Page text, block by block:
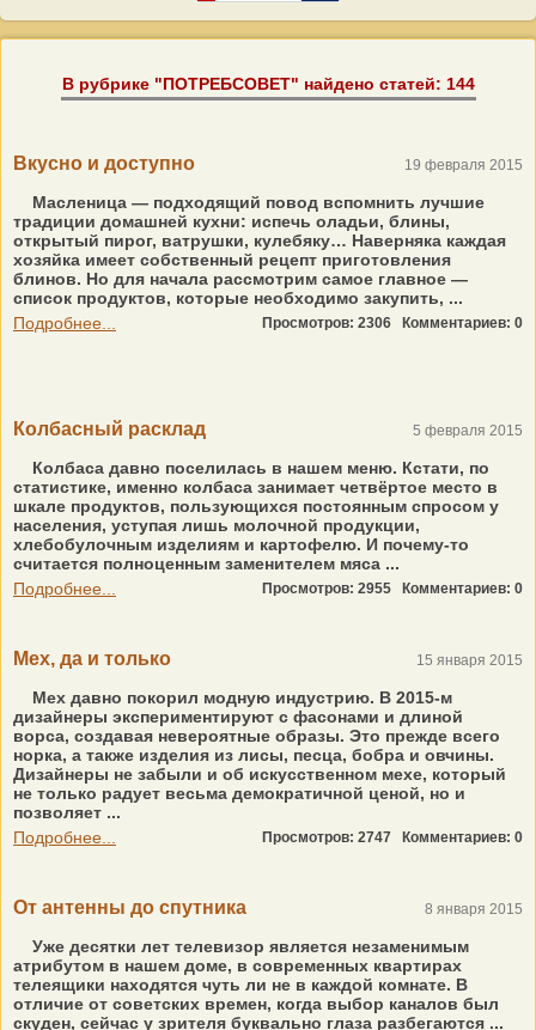
В рубрике "ПОТРЕБСОВЕТ" найдено статей: 144
Вкусно и доступно 19 февраля 2015
Масленица — подходящий повод вспомнить лучшие
традиции домашней кухни: испечь оладьи, блины,
открытый пирог, ватрушки, кулебяку… Наверняка каждая
хозяйка имеет собственный рецепт приготовления
блинов. Но для начала рассмотрим самое главное —
список продуктов, которые необходимо закупить, ...
Подробнее...
Просмотров: 2306 Комментариев: 0
Колбасный расклад 5 февраля 2015
Колбаса давно поселилась в нашем меню. Кстати, по
статистике, именно колбаса занимает четвёртое место в
шкале продуктов, пользующихся постоянным спросом у
населения, уступая лишь молочной продукции,
хлебобулочным изделиям и картофелю. И почему-то
считается полноценным заменителем мяса ...
Подробнее...
Просмотров: 2955 Комментариев: 0
Мех, да и только 15 января 2015
Мех давно покорил модную индустрию. В 2015-м
дизайнеры экспериментируют с фасонами и длиной
ворса, создавая невероятные образы. Это прежде всего
норка, а также изделия из лисы, песца, бобра и овчины.
Дизайнеры не забыли и об искусственном мехе, который
не только радует весьма демократичной ценой, но и
позволяет ...
Подробнее...
Просмотров: 2747 Комментариев: 0
От антенны до спутника 8 января 2015
Уже десятки лет телевизор является незаменимым
атрибутом в нашем доме, в современных квартирах
телеящики находятся чуть ли не в каждой комнате. В
отличие от советских времен, когда выбор каналов был
скуден, сейчас у зрителя буквально глаза разбегаются ...